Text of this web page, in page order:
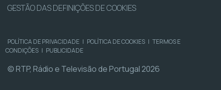
GESTÃO DAS DEFINIÇÕES DE COOKIES
POLÍTICA DE PRIVACIDADE | POLÍTICA DE COOKIES | TERMOS E
CONDIÇÕES | PUBLICIDADE
© RTP, Rádio e Televisão de Portugal 2026